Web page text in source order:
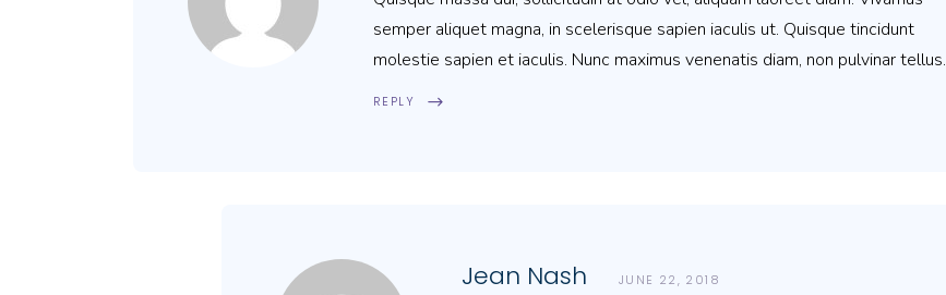
semper aliquet magna, in scelerisque sapien iaculis ut. Quisque tincidunt
molestie sapien et iaculis. Nunc maximus venenatis diam, non pulvinar tellus.
REPLY
Jean Nash JUNE 22, 2018